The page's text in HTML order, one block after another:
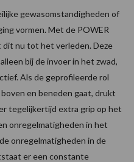
gewasomstandigheden of
vormen. Met de POWER
dit nu tot het verleden. Deze
bij de invoer in het zwad,
Als de geprofileerde rol
en beneden gaat, drukt
tegelijkertijd extra grip op het
onregelmatigheden in het
onregelmatigheden in de
er een constante